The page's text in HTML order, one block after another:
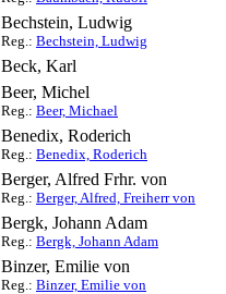
Bechstein, Ludwig
Reg.: Bechstein, Ludwig
Beck, Karl
Beer, Michel
Reg.: Beer, Michael
Benedix, Roderich
Reg.: Benedix, Roderich
Berger, Alfred Frhr. von
Reg.: Berger, Alfred, Freiherr von
Bergk, Johann Adam
Reg.: Bergk, Johann Adam
Binzer, Emilie von
Reg.: Binzer, Emilie von